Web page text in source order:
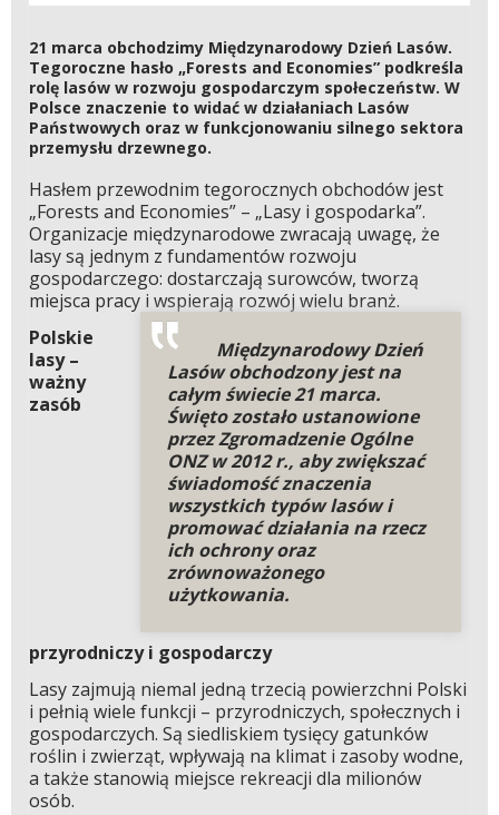
21 marca obchodzimy Międzynarodowy Dzień Lasów.
Tegoroczne hasło „Forests and Economies” podkreśla
rolę lasów w rozwoju gospodarczym społeczeństw. W
Polsce znaczenie to widać w działaniach Lasów
Państwowych oraz w funkcjonowaniu silnego sektora
przemysłu drzewnego.
Hasłem przewodnim tegorocznych obchodów jest
„Forests and Economies” – „Lasy i gospodarka”.
Organizacje międzynarodowe zwracają uwagę, że
lasy są jednym z fundamentów rozwoju
gospodarczego: dostarczają surowców, tworzą
miejsca pracy i wspierają rozwój wielu branż.
Międzynarodowy Dzień
Lasów obchodzony jest na
całym świecie 21 marca.
Święto zostało ustanowione
przez Zgromadzenie Ogólne
ONZ w 2012 r., aby zwiększać
świadomość znaczenia
wszystkich typów lasów i
promować działania na rzecz
ich ochrony oraz
zrównoważonego
użytkowania.
Polskie
lasy –
ważny
zasób
przyrodniczy i gospodarczy
Lasy zajmują niemal jedną trzecią powierzchni Polski
i pełnią wiele funkcji – przyrodniczych, społecznych i
gospodarczych. Są siedliskiem tysięcy gatunków
roślin i zwierząt, wpływają na klimat i zasoby wodne,
a także stanowią miejsce rekreacji dla milionów
osób.